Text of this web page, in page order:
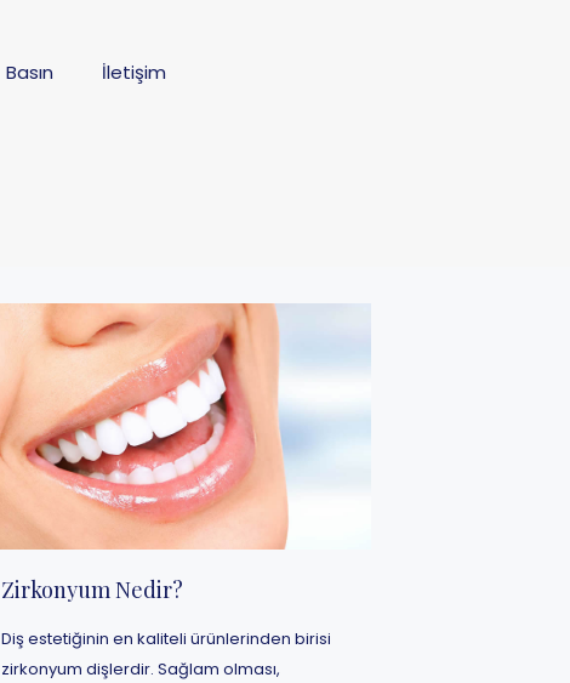
Basın İletişim
Zirkonyum Nedir?
Diş estetiğinin en kaliteli ürünlerinden birisi
zirkonyum dişlerdir. Sağlam olması,